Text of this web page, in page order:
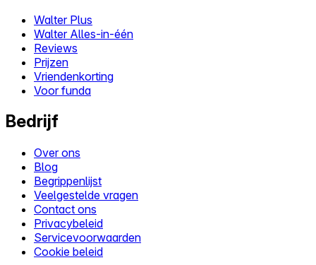
Walter Plus
Walter Alles-in-één
Reviews
Prijzen
Vriendenkorting
Voor funda
Bedrijf
Over ons
Blog
Begrippenlijst
Veelgestelde vragen
Contact ons
Privacybeleid
Servicevoorwaarden
Cookie beleid